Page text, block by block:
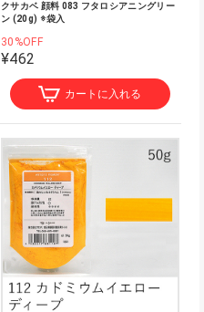
クサカベ 顔料 083 フタロシアニングリー
ン (20g) ※袋入
30%OFF
¥462
カートに入れる